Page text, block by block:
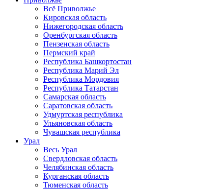
Всё Приволжье
Кировская область
Нижегородская область
Оренбургская область
Пензенская область
Пермский край
Республика Башкортостан
Республика Марий Эл
Республика Мордовия
Республика Татарстан
Самарская область
Саратовская область
Удмуртская республика
Ульяновская область
Чувашская республика
Урал
Весь Урал
Свердловская область
Челябинская область
Курганская область
Тюменская область